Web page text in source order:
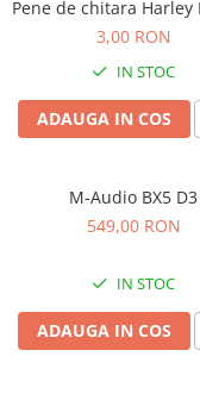
Microfoane
Accesorii de microfoane
Capsule de microfon
Case-uri de microfoane
Microfoane de
Microfoane de
calibrare
Microfoane de
Microfoane de voce si
Microfoane lavaliera si
Pene de chitara Harley
3,00 RON
IN STOC
ADAUGA IN COS
M-Audio BX5 D3
549,00 RON
IN STOC
ADAUGA IN COS